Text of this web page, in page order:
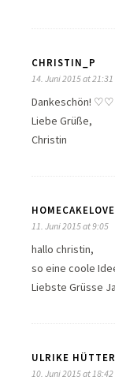
CHRISTIN_P
14. Juni 2015 at 21:31
Dankeschön!
Liebe Grüße,
Christin
HOMECAKELOVE
11. Juni 2015 at 9:05
hallo christin,
so eine coole
Liebste Grüsse
ULRIKE HÜTTER
10. Juni 2015 at 18:42